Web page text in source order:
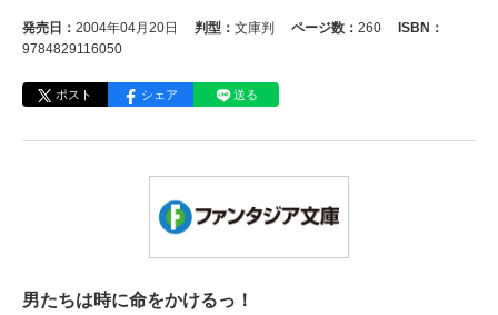
発売日： 2004年04月20日 判型： 文庫判 ページ数： 260
ISBN：
9784829116050
ポスト シェア 送る
男たちは時に命をかけるっ！